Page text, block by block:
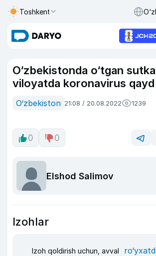
Toshkent
O‘zbekistonda o‘tgan
viloyatda koronavirus
O‘zbekiston 21:08 / 20.08.2022 1239
0 0
Elshod Salimov
Izohlar
Izoh qoldirish uchun, avval